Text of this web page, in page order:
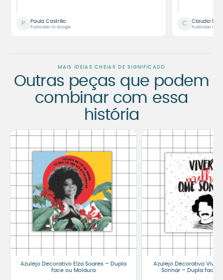
P Paula Castrillo
Publicado no Google
C Claudio
Publicado no
MAIS IDEIAS CHEIAS DE SIGNIFICADO
Outras peças que podem
combinar com essa
história
Azulejo Decorativo Elza Soares – Dupla
face ou Moldura
Azulejo Decorativo Viver
Sonhar – Dupla face